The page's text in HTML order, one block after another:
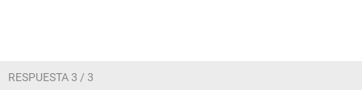
RESPUESTA 3 / 3